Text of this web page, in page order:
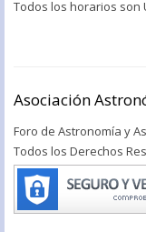
Todos los horarios son
Asociación
Foro de Astronomía y
Todos los Derechos